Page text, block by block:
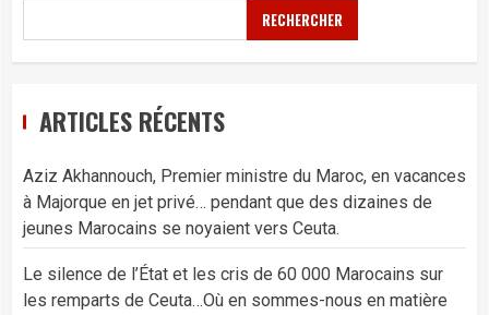
RECHERCHER
ARTICLES RÉCENTS
Aziz Akhannouch, Premier ministre du Maroc, en vacances
à Majorque en jet privé… pendant que des dizaines de
jeunes Marocains se noyaient vers Ceuta.
Le silence de l’État et les cris de 60 000 Marocains sur
les remparts de Ceuta…Où en sommes-nous en matière